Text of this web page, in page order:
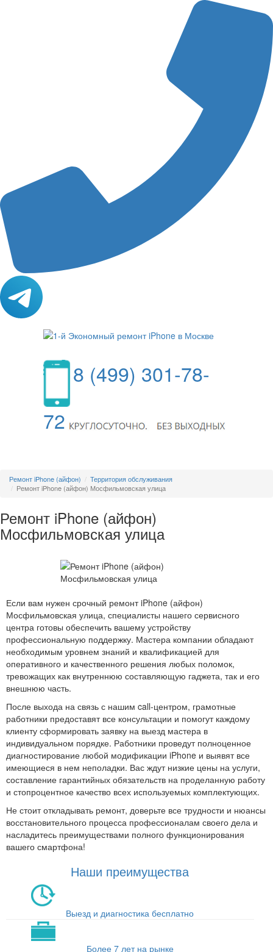
8 (499) 301-78-
72
Ремонт iPhone (айфон)
Территория обслуживания
Ремонт iPhone (айфон) Мосфильмовская улица
Ремонт iPhone (айфон)
Мосфильмовская улица
Если вам нужен срочный ремонт iPhone (айфон)
Мосфильмовская улица, специалисты нашего сервисного
центра готовы обеспечить вашему устройству
профессиональную поддержку. Мастера компании обладают
необходимым уровнем знаний и квалификацией для
оперативного и качественного решения любых поломок,
тревожащих как внутреннюю составляющую гаджета, так и его
внешнюю часть.
После выхода на связь с нашим call-центром, грамотные
работники предоставят все консультации и помогут каждому
клиенту сформировать заявку на выезд мастера в
индивидуальном порядке. Работники проведут полноценное
диагностирование любой модификации iPhone и выявят все
имеющиеся в нем неполадки. Вас ждут низкие цены на услуги,
составление гарантийных обязательств на проделанную работу
и стопроцентное качество всех используемых комплектующих.
Не стоит откладывать ремонт, доверьте все трудности и нюансы
восстановительного процесса профессионалам своего дела и
насладитесь преимуществами полного функционирования
вашего смартфона!
Наши преимущества
Выезд и диагностика бесплатно
Более 7 лет на рынке